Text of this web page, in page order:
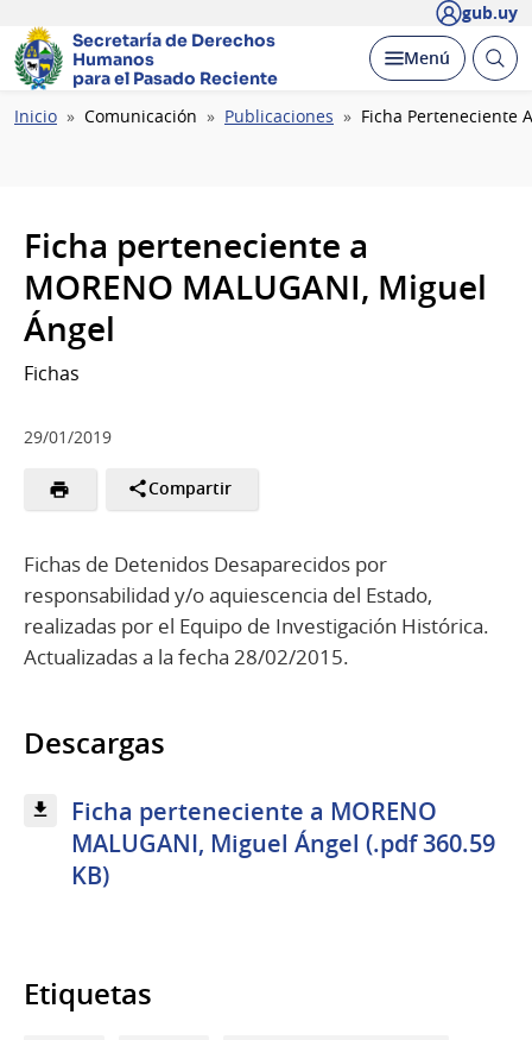
gub.uy
Secretaría de Derechos
Humanos
para el Pasado Reciente
Desplegar
Menú Abrir
Ruta
Inicio Comunicación Publicaciones Ficha Perteneciente
Ficha perteneciente a
MORENO MALUGANI, Miguel
Ángel
Fichas
29/01/2019
Compartir
Fichas de Detenidos Desaparecidos por
responsabilidad y/o aquiescencia del Estado,
realizadas por el Equipo de Investigación Histórica.
Actualizadas a la fecha 28/02/2015.
Descargas
Ficha perteneciente a MORENO
MALUGANI, Miguel Ángel (.pdf 360.59
KB)
Etiquetas